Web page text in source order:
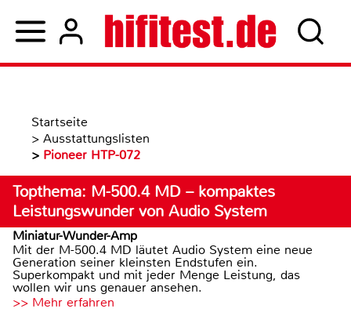
Startseite
> Ausstattungslisten
> Pioneer HTP-072
Topthema: M-500.4 MD – kompaktes
Leistungswunder von Audio System
Miniatur-Wunder-Amp
Mit der M-500.4 MD läutet Audio System eine neue
Generation seiner kleinsten Endstufen ein.
Superkompakt und mit jeder Menge Leistung, das
wollen wir uns genauer ansehen.
>> Mehr erfahren